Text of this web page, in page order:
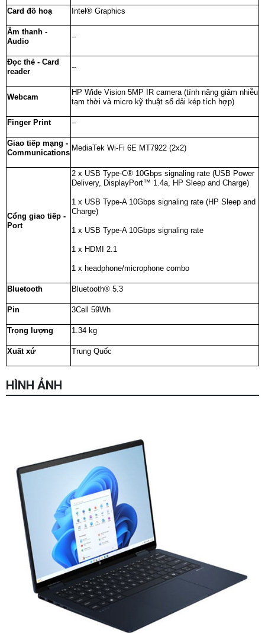
Chọn mua sản phẩm khác
Card đồ hoạ Intel® Graphics
Âm thanh -
Audio
--
Đọc thẻ - Card
reader
--
Webcam
HP Wide Vision 5MP IR camera (tính năng giảm nhiễu
tạm thời và micro kỹ thuật số dải kép tích hợp)
Finger Print --
Giao tiếp mạng -
Communications
MediaTek Wi-Fi 6E MT7922 (2x2)
Cổng giao tiếp -
Port
2 x USB Type-C® 10Gbps signaling rate (USB Power
Delivery, DisplayPort™ 1.4a, HP Sleep and Charge)
1 x USB Type-A 10Gbps signaling rate (HP Sleep and
Charge)
1 x USB Type-A 10Gbps signaling rate
1 x HDMI 2.1
1 x headphone/microphone combo
Bluetooth Bluetooth® 5.3
Pin 3Cell 59Wh
Trọng lượng 1.34 kg
Xuất xứ Trung Quốc
HÌNH ẢNH